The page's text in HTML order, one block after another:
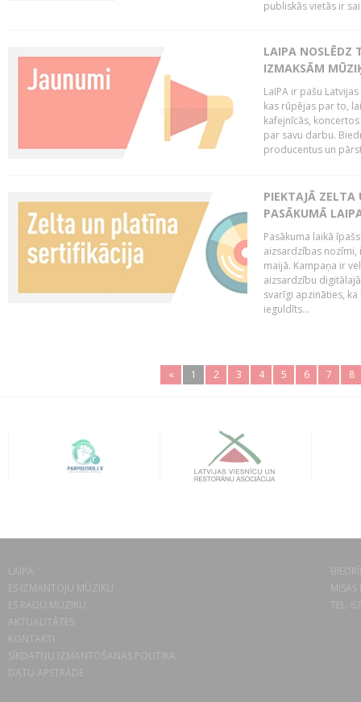
publiskās vietās ir
LAIPA NOSLĒDZ
IZMAKSĀM
LaIPA ir pašu
kas rūpējas par to,
kafejnīcās,
par savu darbu.
producentus un
PIEKTAJĀ ZELTA
PASĀKUMĀ
Pasākuma laikā
aizsardzības nozīmi,
maijā. Kampaņa ir
aizsardzību
svarīgi apzināties,
ieguldīts...
« 1 2 3 4 5 6 7 8
LAIPA
ES IZMANTOJU MŪZIKU
ES RADU MŪZIKU
AKTUALITĀTES
KONTAKTI
SĪKDATŅU IZMANTOŠANAS POLITIKA
DATU APSTRĀDE
TEL.